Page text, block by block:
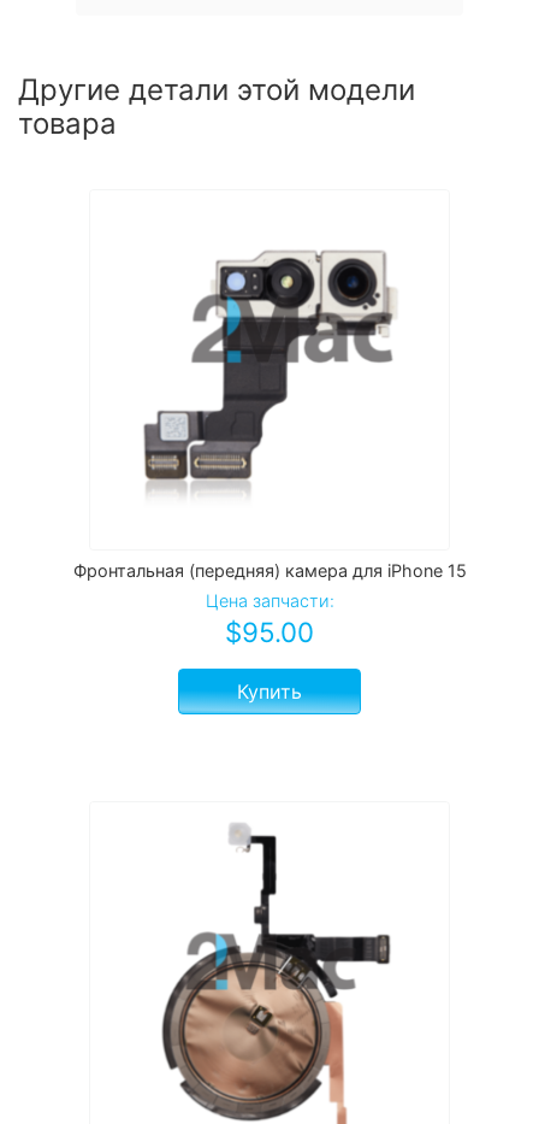
Другие детали этой модели
товара
Фронтальная (передняя) камера для iPhone 15
Цена запчасти:
$95.00
Купить